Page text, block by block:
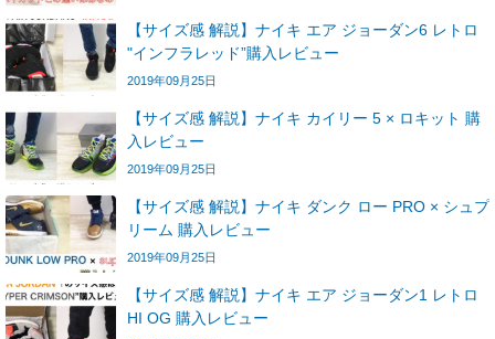
【サイズ感 解説】ナイキ エア ジョーダン6 レトロ
"インフラレッド”購入レビュー
2019年09月25日
【サイズ感 解説】ナイキ カイリー 5 × ロキット 購
入レビュー
2019年09月25日
【サイズ感 解説】ナイキ ダンク ロー PRO × シュプ
リーム 購入レビュー
2019年09月25日
【サイズ感 解説】ナイキ エア ジョーダン1 レトロ
HI OG 購入レビュー